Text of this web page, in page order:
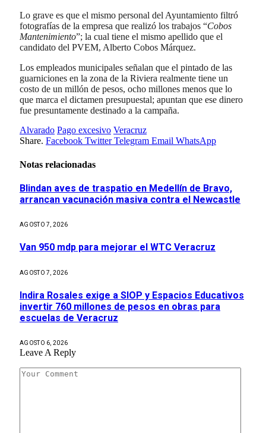
Lo grave es que el mismo personal del Ayuntamiento filtró
fotografías de la empresa que realizó los trabajos “Cobos
Mantenimiento”; la cual tiene el mismo apellido que el
candidato del PVEM, Alberto Cobos Márquez.
Los empleados municipales señalan que el pintado de las
guarniciones en la zona de la Riviera realmente tiene un
costo de un millón de pesos, ocho millones menos que lo
que marca el dictamen presupuestal; apuntan que ese dinero
fue presuntamente destinado a la campaña.
Alvarado Pago excesivo Veracruz
Share. Facebook Twitter Telegram Email WhatsApp
Notas relacionadas
Blindan aves de traspatio en Medellín de Bravo,
arrancan vacunación masiva contra el Newcastle
AGOSTO 7, 2026
Van 950 mdp para mejorar el WTC Veracruz
AGOSTO 7, 2026
Indira Rosales exige a SIOP y Espacios Educativos
invertir 760 millones de pesos en obras para
escuelas de Veracruz
AGOSTO 6, 2026
Leave A Reply